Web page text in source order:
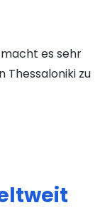
es sehr
Thessaloniki zu